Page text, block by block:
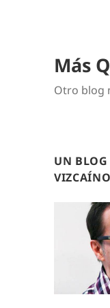
Más
Otro blog
UN BLOG
VIZCAÍNO